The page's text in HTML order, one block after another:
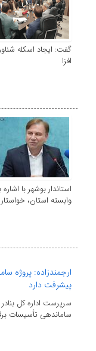
گفت: ایجاد اسکله شناور
افزا
استاندار بوشهر با
وابسته استان، خواستار
پیشرفت دارد
سرپرست اداره کل
ساماندهی تأسیسات